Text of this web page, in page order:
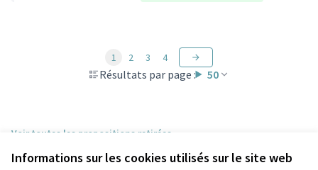
Informations sur les cookies utilisés sur le site web
Résultats par page : 50
1 2 3 4
Voir toutes les propositions retirées